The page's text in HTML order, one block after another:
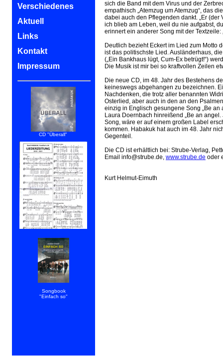
sich die Band mit dem Virus und der
empathisch „Atemzug um Atemzug“, das
dabei auch den Pflegenden dankt. „Er
ich blieb am Leben, weil du nie aufgabst,
erinnert ein anderer Song mit der
Deutlich bezieht Eckert im Lied zum Motto
ist das politischste Lied. Ausländerhaus,
(„Ein Bankhaus lügt, Cum-Ex betrügt!“)
Die Musik ist mir bei so kraftvollen Zeilen
Die neue CD, im 48. Jahr des Bestehens
keineswegs abgehangen zu bezeichnen.
Nachdenken, die trotz aller benannten
Osterlied, aber auch in den an den
einzig in Englisch gesungene Song „Be
Laura Doernbach hinreißend „Be an
Song, wäre er auf einem großen Label
kommen. Habakuk hat auch im 48. Jahr
Gegenteil.
Die CD ist erhältlich bei: Strube-Verlag,
Email info@strube.de, www.strube.de oder
Kurt Helmut-Eimuth
Verschiedenes
Aktuell
Links
Kontakt
Impressum
CD "Überall"
Liederzeitung 2019
(Download)
Songbook
"Einfach so"